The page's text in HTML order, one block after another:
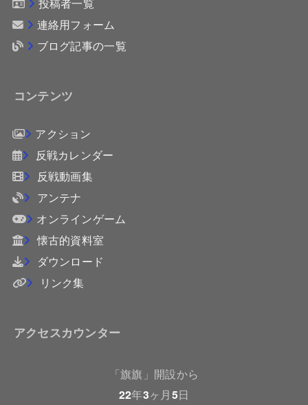
連絡用フォーム
ブログ記事の一覧
コンテンツ
アクション
反戦カレンダー
反戦動画集
アンテナ
オンラインゲーム
懐古的資料室
ダウンロード
リンク集
アクセスカウンター
「旗旗」開設から
22年3ヶ月5日